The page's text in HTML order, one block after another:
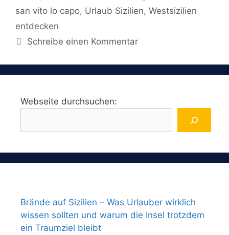
san vito lo capo, Urlaub Sizilien, Westsizilien
entdecken
Schreibe einen Kommentar
Webseite durchsuchen:
Brände auf Sizilien – Was Urlauber wirklich
wissen sollten und warum die Insel trotzdem
ein Traumziel bleibt